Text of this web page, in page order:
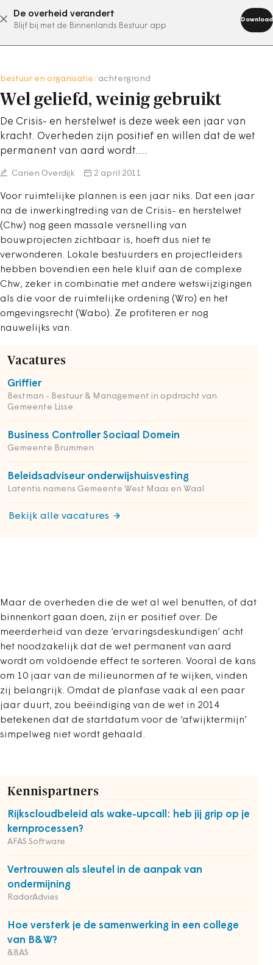
De overheid verandert
Blijf bij met de Binnenlands Bestuur app
Download
abonneer nu
bestuur en organisatie achtergrond
Wel geliefd, weinig gebruikt
De Crisis- en herstelwet is deze week een jaar van
kracht. Overheden zijn positief en willen dat de wet
permanent van aard wordt.…
Carien Overdijk 2 april 2011
Voor ruimtelijke plannen is een jaar niks. Dat een jaar
na de inwerkingtreding van de Crisis- en herstelwet
(Chw) nog geen massale versnelling van
bouwprojecten zichtbaar is, hoeft dus niet te
verwonderen. Lokale bestuurders en projectleiders
hebben bovendien een hele kluif aan de complexe
Chw, zeker in combinatie met andere wetswijzigingen
als die voor de ruimtelijke ordening (Wro) en het
omgevingsrecht (Wabo). Ze profiteren er nog
nauwelijks van.
Vacatures
Griffier
Bestman - Bestuur & Management in opdracht van
Gemeente Lisse
Business Controller Sociaal Domein
Gemeente Brummen
Beleidsadviseur onderwijshuisvesting
Latentis namens Gemeente West Maas en Waal
Bekijk alle vacatures
Maar de overheden die de wet al wel benutten, of dat
binnenkort gaan doen, zijn er positief over. De
meerderheid van deze ‘ervaringsdeskundigen’ acht
het noodzakelijk dat de wet permanent van aard
wordt om voldoende effect te sorteren. Vooral de kans
om 10 jaar van de milieunormen af te wijken, vinden
zij belangrijk. Omdat de planfase vaak al een paar
jaar duurt, zou beëindiging van de wet in 2014
betekenen dat de startdatum voor de ‘afwijktermijn’
simpelweg niet wordt gehaald.
Kennispartners
Rijkscloudbeleid als wake-upcall: heb jij grip op je
kernprocessen?
AFAS Software
Vertrouwen als sleutel in de aanpak van
ondermijning
RadarAdvies
Hoe versterk je de samenwerking in een college
van B&W?
&BAS